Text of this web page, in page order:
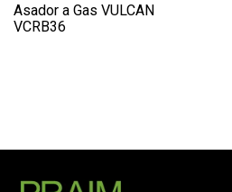
Asador a Gas VULCAN
VCRB36